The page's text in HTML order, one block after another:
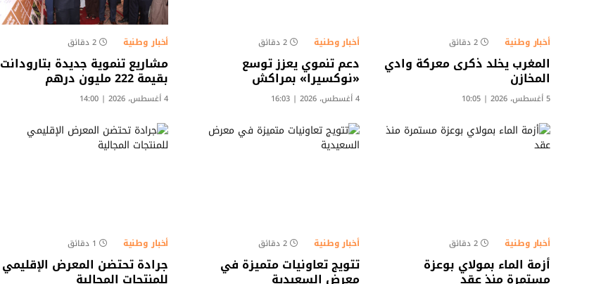
أخبار وطنية 2 دقائق
المغرب يخلد ذكرى معركة وادي
المخازن
5 أغسطس، 2026 | 10:05
أخبار وطنية 2 دقائق
دعم تنموي يعزز توسع
«نوكسيرا» بمراكش
4 أغسطس، 2026 | 16:03
أخبار وطنية 2 دقائق
مشاريع تنموية جديدة بتارودانت
بقيمة 222 مليون درهم
4 أغسطس، 2026 | 14:00
أخبار وطنية 2 دقائق
أزمة الماء بمولاي بوعزة
مستمرة منذ عقد
أخبار وطنية 2 دقائق
تتويج تعاونيات متميزة في
معرض السعيدية
أخبار وطنية 1 دقائق
جرادة تحتضن المعرض الإقليمي
للمنتجات المجالية